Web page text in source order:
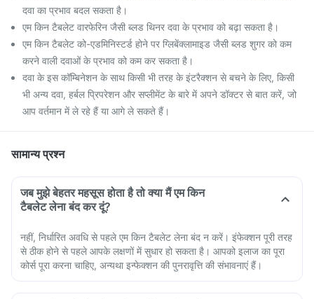
दवा का प्रभाव बदल सकता है।
एम किन टैबलेट वारफेरिन जैसी ब्लड थिनर दवा के प्रभाव को बढ़ा सकता है।
एम किन टैबलेट को-एडमिनिस्टर्ड होने पर ग्लिबेंक्लामाइड जैसी ब्लड शुगर को कम
करने वाली दवाओं के प्रभाव को कम कर सकता है।
दवा के इस कॉम्बिनेशन के साथ किसी भी तरह के इंटरैक्शन से बचने के लिए, किसी
भी अन्य दवा, हर्बल प्रिपरेशन और सप्लीमेंट के बारे में अपने डॉक्टर से बात करें, जो
आप वर्तमान में ले रहे हैं या आगे ले सकते हैं।
सामान्य प्रश्न
जब मुझे बेहतर महसूस होता है तो क्या मैं एम किन
टैबलेट लेना बंद कर दूं?
नहीं, निर्धारित अवधि से पहले एम किन टैबलेट लेना बंद न करें। इंफेक्शन पूरी तरह
से ठीक होने से पहले आपके लक्षणों में सुधार हो सकता है। आपको इलाज का पूरा
कोर्स पूरा करना चाहिए, अन्यथा इन्फेक्शन की पुनरावृत्ति की संभावनाएं हैं।